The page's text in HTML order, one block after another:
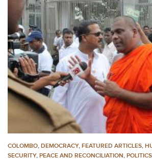
COLOMBO, DEMOCRACY, FEATURED ARTICLES,
SECURITY, PEACE AND RECONCILIATION,